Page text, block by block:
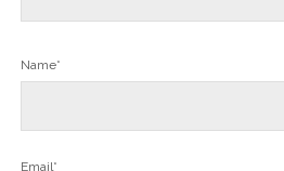
Name*
Email*